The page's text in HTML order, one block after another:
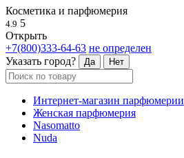
Косметика и парфюмерия
4.9 5
Открыть
+7(800)333-64-63 не определен
Указать город?
Да Нет
Интернет-магазин парфюмерии
Женская парфюмерия
Nasomatto
Nuda